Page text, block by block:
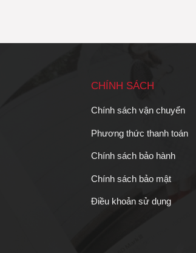
CHÍNH SÁCH
Chính sách vận chuyển
Phương thức thanh toán
Chính sách bảo hành
Chính sách bảo mật
Điều khoản sử dụng